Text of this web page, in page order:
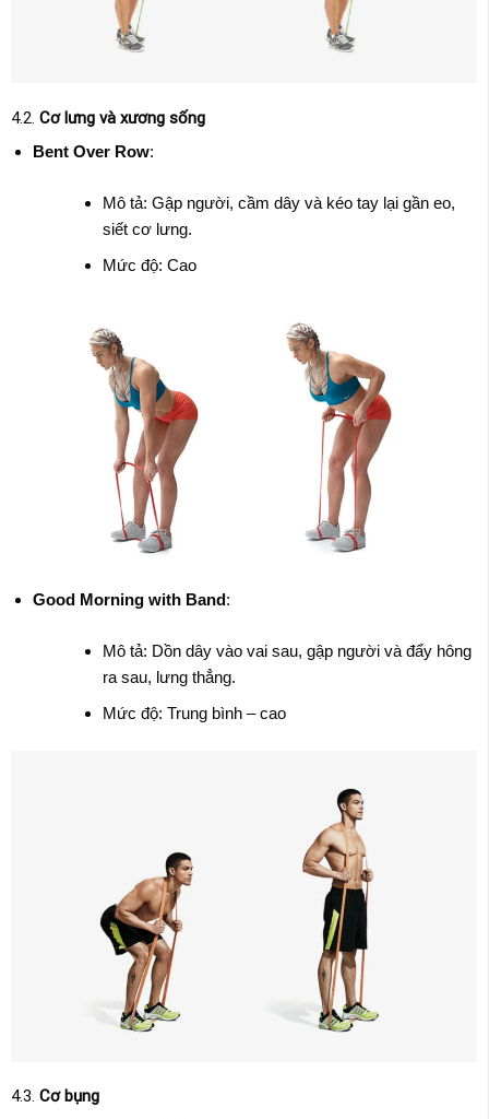
4.2. Cơ lưng và xương sống
Bent Over Row:
Mô tả: Gập người, cầm dây và kéo tay lại gần eo,
siết cơ lưng.
Mức độ: Cao
Good Morning with Band:
Mô tả: Dồn dây vào vai sau, gập người và đẩy hông
ra sau, lưng thẳng.
Mức độ: Trung bình – cao
4.3. Cơ bụng